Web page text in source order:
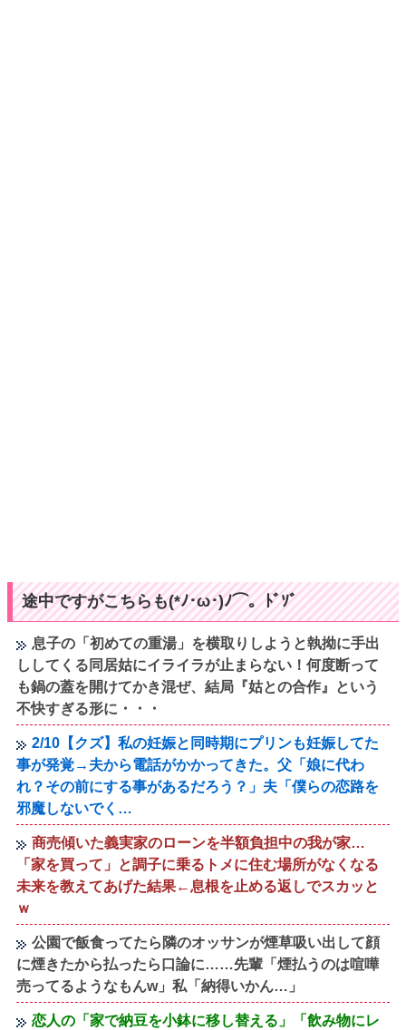
途中ですがこちらも(*ﾉ･ω･)ﾉ⌒。ﾄﾞｿﾞ
息子の「初めての重湯」を横取りしようと執拗に手出
ししてくる同居姑にイライラが止まらない！何度断って
も鍋の蓋を開けてかき混ぜ、結局『姑との合作』という
不快すぎる形に・・・
2/10【クズ】私の妊娠と同時期にプリンも妊娠してた
事が発覚→夫から電話がかかってきた。父「娘に代わ
れ？その前にする事があるだろう？」夫「僕らの恋路を
邪魔しないでく…
商売傾いた義実家のローンを半額負担中の我が家…
「家を買って」と調子に乗るトメに住む場所がなくなる
未来を教えてあげた結果←息根を止める返しでスカッと
ｗ
公園で飯食ってたら隣のオッサンが煙草吸い出して顔
に煙きたから払ったら口論に……先輩「煙払うのは喧嘩
売ってるようなもんw」私「納得いかん…」
恋人の「家で納豆を小鉢に移し替える」「飲み物にレ